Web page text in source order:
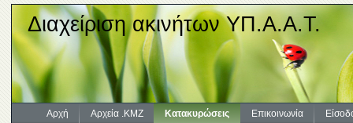
Διαχείριση ακινήτων ΥΠ.Α.Α.Τ.
Αρχή Αρχεία .KMZ Κατακυρώσεις Επικοινωνία